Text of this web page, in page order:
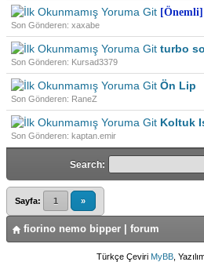
[Önemli]
Son Gönderen: xaxabe
turbo
Son Gönderen: Kursad3379
Ön Lip
Son Gönderen: RaneZ
Koltuk
Son Gönderen: kaptan.emir
Search:
Sayfa: 1 »
fiorino nemo bipper | forum
Türkçe Çeviri MyBB ,